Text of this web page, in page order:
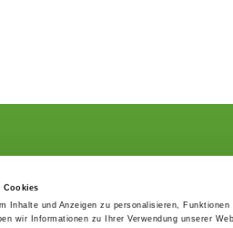
Cookies
Inhalte und Anzeigen zu personalisieren,
wir Informationen zu Ihrer Verwendung unserer
Structur
SV magazine
Supra-